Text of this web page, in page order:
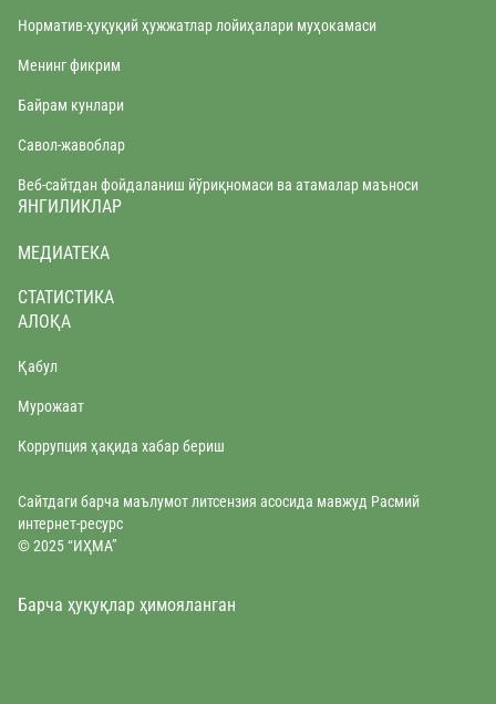
Норматив-ҳуқуқий ҳужжатлар лойиҳалари муҳокамаси
Менинг фикрим
Байрам кунлари
Савол-жавоблар
Веб-сайтдан фойдаланиш йўриқномаси ва атамалар маъноси
ЯНГИЛИКЛАР
МЕДИАТЕКА
СТАТИСТИКА
АЛОҚА
Қабул
Мурожаат
Коррупция ҳақида хабар бериш
Сайтдаги барча маълумот литсензия асосида мавжуд Расмий
интернет-ресурс
© 2025 “ИҲМА”
Барча ҳуқуқлар ҳимояланган